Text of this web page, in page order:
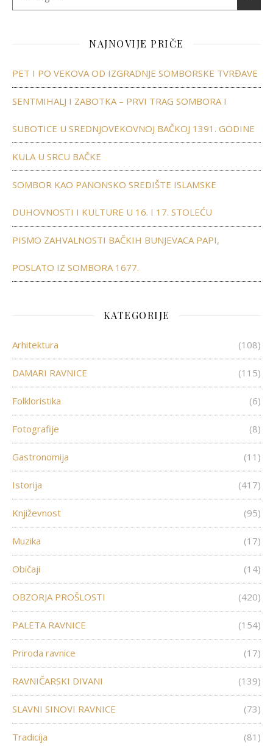
NAJNOVIJE PRIČE
PET I PO VEKOVA OD IZGRADNJE SOMBORSKE TVRĐAVE
SENTMIHALJ I ZABOTKA – PRVI TRAG SOMBORA I
SUBOTICE U SREDNJOVEKOVNOJ BAČKOJ 1391. GODINE
KULA U SRCU BAČKE
SOMBOR KAO PANONSKO SREDIŠTE ISLAMSKE
DUHOVNOSTI I KULTURE U 16. I 17. STOLEĆU
PISMO ZAHVALNOSTI BAČKIH BUNJEVACA PAPI,
POSLATO IZ SOMBORA 1677.
KATEGORIJE
Arhitektura (108)
DAMARI RAVNICE (115)
Folkloristika (6)
Fotografije (8)
Gastronomija (11)
Istorija (417)
Književnost (95)
Muzika (17)
Običaji (14)
OBZORJA PROŠLOSTI (420)
PALETA RAVNICE (154)
Priroda ravnice (17)
RAVNIČARSKI DIVANI (139)
SLAVNI SINOVI RAVNICE (73)
Tradicija (81)